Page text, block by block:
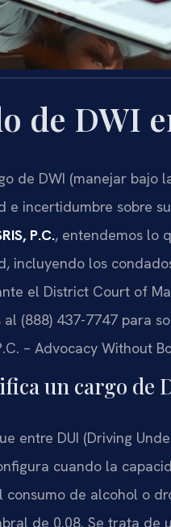
de DWI
de DWI (manejar bajo
e incertidumbre sobre
P.C., entendemos lo
incluyendo los
el District Court of
(888) 437-7747 para
– Advocacy Without
un cargo de
entre DUI (Driving
cuando la
de alcohol o
de 0.08. Se trata de